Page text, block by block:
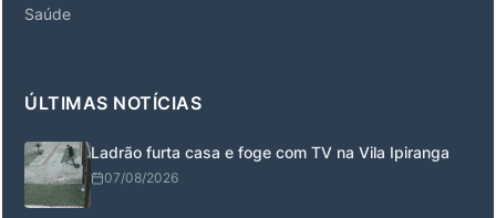
Saúde
ÚLTIMAS NOTÍCIAS
Ladrão furta casa e foge com TV na Vila Ipiranga
07/08/2026